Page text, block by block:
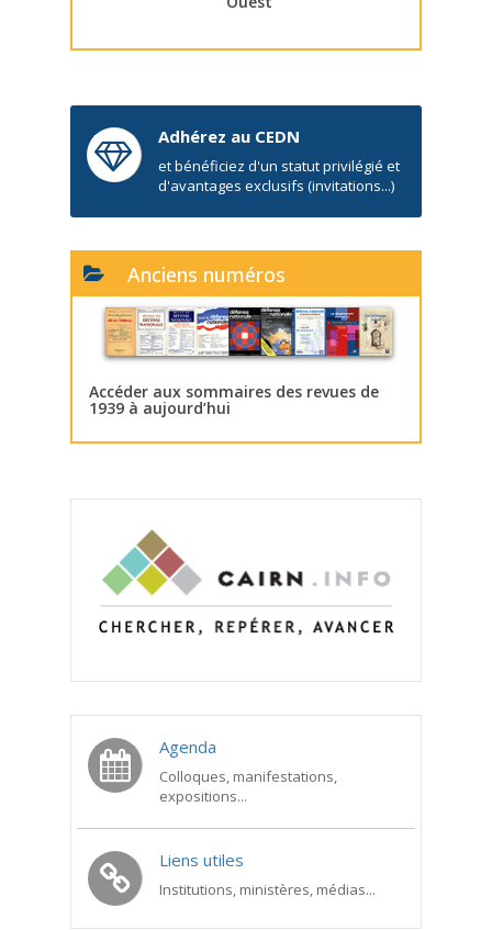
Adhérez au CEDN
et bénéficiez d'un statut privilégié et
d'avantages exclusifs (invitations...)
Anciens numéros
Accéder aux sommaires des revues de
1939 à aujourd’hui
Agenda
Colloques, manifestations,
expositions...
Liens utiles
Institutions, ministères, médias...